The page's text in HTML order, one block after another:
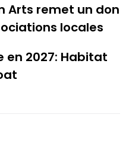
Arts remet un don
locales
en 2027: Habitat